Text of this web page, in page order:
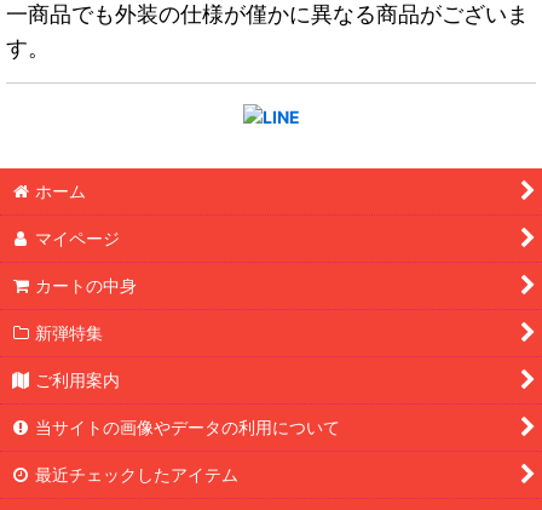
一商品でも外装の仕様が僅かに異なる商品がございま
す。
ホーム
マイページ
カートの中身
新弾特集
ご利用案内
当サイトの画像やデータの利用について
最近チェックしたアイテム